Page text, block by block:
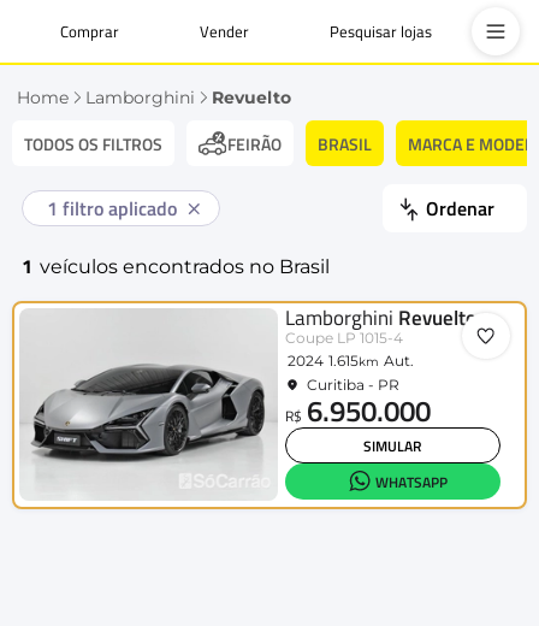
Comprar Vender Pesquisar lojas
Home Lamborghini Revuelto
TODOS OS FILTROS FEIRÃO BRASIL MARCA E
1 filtro aplicado
Ordenar
1 veículos encontrados no Brasil
Lamborghini Revuelto
Coupe LP 1015-4
2024 1.615km Aut.
Curitiba - PR
R$ 6.950.000
SIMULAR
WHATSAPP